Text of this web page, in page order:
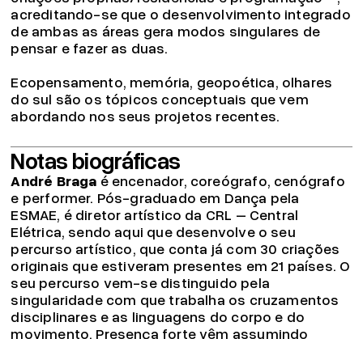
acreditando-se que o desenvolvimento integrado
de ambas as áreas gera modos singulares de
pensar e fazer as duas.
Ecopensamento, memória, geopoética, olhares
do sul são os tópicos conceptuais que vem
abordando nos seus projetos recentes.
Notas biográficas
André Braga é encenador, coreógrafo, cenógrafo
e performer. Pós-graduado em Dança pela
ESMAE, é diretor artístico da CRL – Central
Elétrica, sendo aqui que desenvolve o seu
percurso artístico, que conta já com 30 criações
originais que estiveram presentes em 21 países. O
seu percurso vem-se distinguido pela
singularidade com que trabalha os cruzamentos
disciplinares e as linguagens do corpo e do
movimento. Presença forte vêm assumindo